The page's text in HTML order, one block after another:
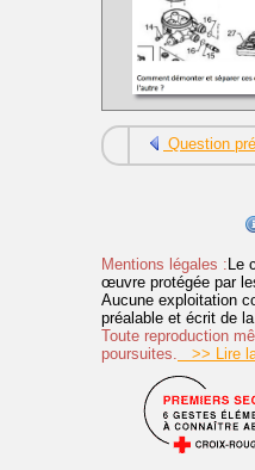
Question
Mentions légales :
œuvre protégée par
Aucune exploitation
préalable et écrit de
Toute reproduction
poursuites.
>> Lire